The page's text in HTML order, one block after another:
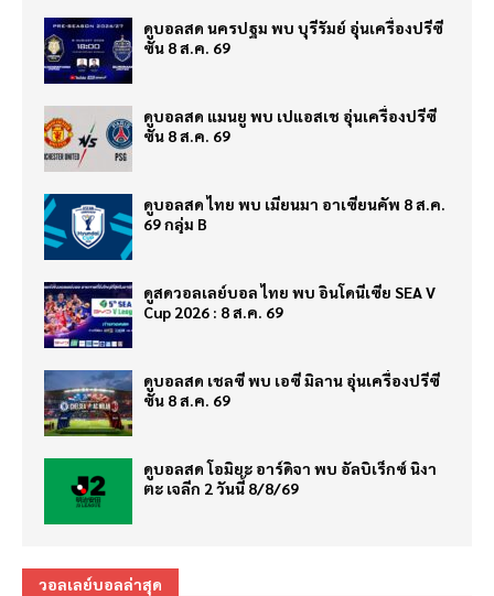
ดูบอลสด นครปฐม พบ บุรีรัมย์ อุ่นเครื่องปรีซี
ซั่น 8 ส.ค. 69
ดูบอลสด แมนยู พบ เปแอสเช อุ่นเครื่องปรีซี
ซั่น 8 ส.ค. 69
ดูบอลสด ไทย พบ เมียนมา อาเซียนคัพ 8 ส.ค.
69 กลุ่ม B
ดูสดวอลเลย์บอล ไทย พบ อินโดนีเซีย SEA V
Cup 2026 : 8 ส.ค. 69
ดูบอลสด เชลซี พบ เอซี มิลาน อุ่นเครื่องปรีซี
ซั่น 8 ส.ค. 69
ดูบอลสด โอมิยะ อาร์ดิจา พบ อัลบิเร็กซ์ นิงา
ตะ เจลีก 2 วันนี้ 8/8/69
วอลเลย์บอลล่าสุด